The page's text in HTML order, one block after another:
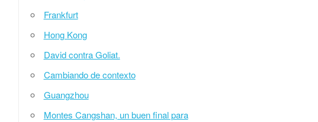
Frankfurt
Hong Kong
David contra Goliat.
Cambiando de contexto
Guangzhou
Montes Cangshan, un buen final para